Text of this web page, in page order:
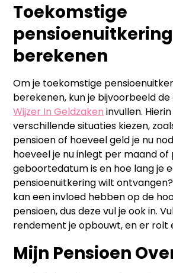
Toekomstige
pensioenuitkering
berekenen
Om je toekomstige
berekenen, kun je bijvoorbeeld
Wijzer In Geldzaken invullen.
verschillende situaties kiezen,
pensioen of hoeveel geld je nu
hoeveel je nu inlegt per maand of
geboortedatum is en hoe lang je
pensioenuitkering wilt
kan een invloed hebben op de
pensioen, dus deze vul je ook in.
rendement je opbouwt, en er rolt
Mijn Pensioen